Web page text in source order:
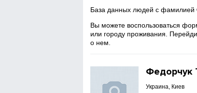
База данных людей с фамилией
Вы можете воспользоваться
или городу проживания.
о нем.
Федорчук
Украина, Киев